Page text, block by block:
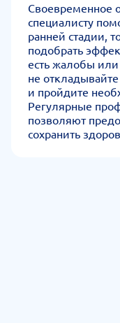
Своевременное
специалисту
ранней стадии,
подобрать
есть жалобы
не
и пройдите
Регулярные
позволяют
сохранить